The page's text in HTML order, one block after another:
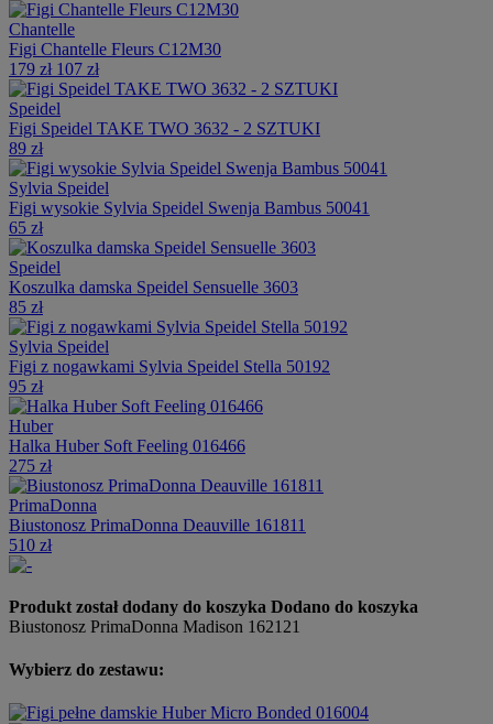
Chantelle
Figi Chantelle Fleurs C12M30
179 zł 107 zł
Speidel
Figi Speidel TAKE TWO 3632 - 2 SZTUKI
89 zł
Sylvia Speidel
Figi wysokie Sylvia Speidel Swenja Bambus 50041
65 zł
Speidel
Koszulka damska Speidel Sensuelle 3603
85 zł
Sylvia Speidel
Figi z nogawkami Sylvia Speidel Stella 50192
95 zł
Huber
Halka Huber Soft Feeling 016466
275 zł
PrimaDonna
Biustonosz PrimaDonna Deauville 161811
510 zł
Produkt został dodany do koszyka Dodano do koszyka
Biustonosz PrimaDonna Madison 162121
Wybierz do zestawu: